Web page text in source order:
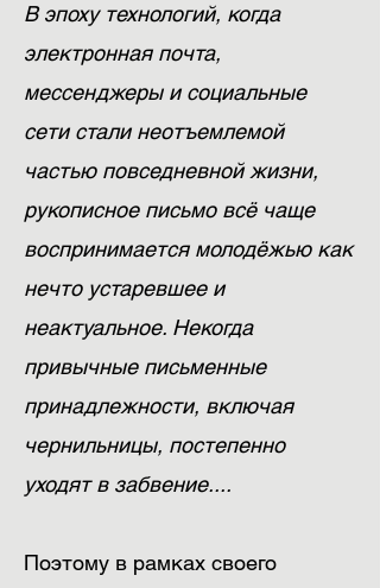
В эпоху технологий, когда
электронная почта,
мессенджеры и социальные
сети стали неотъемлемой
частью повседневной жизни,
рукописное письмо всё чаще
воспринимается молодёжью как
нечто устаревшее и
неактуальное. Некогда
привычные письменные
принадлежности, включая
чернильницы, постепенно
уходят в забвение....
Поэтому в рамках своего